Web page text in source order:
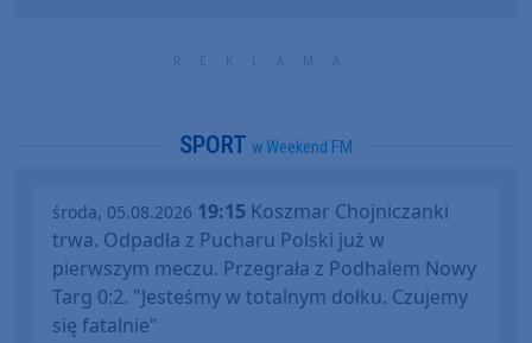
SPORT w Weekend FM
środa, 05.08.2026 19:15 Koszmar Chojniczanki
trwa. Odpadła z Pucharu Polski już w
pierwszym meczu. Przegrała z Podhalem Nowy
Targ 0:2. "Jesteśmy w totalnym dołku. Czujemy
się fatalnie"